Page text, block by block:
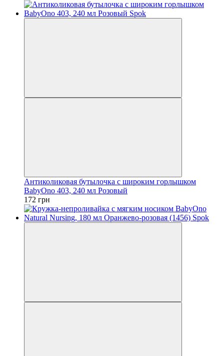
Антиколиковая бутылочка с широким горлышком
BabyOno 403, 240 мл Розовый
172 грн